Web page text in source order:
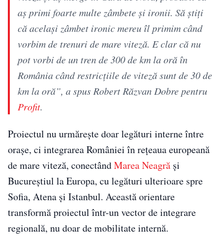
aş primi foarte multe zâmbete şi ironii. Să ştiţi
că acelaşi zâmbet ironic mereu îl primim când
vorbim de trenuri de mare viteză. E clar că nu
pot vorbi de un tren de 300 de km la oră în
România când restricţiile de viteză sunt de 30 de
km la oră”, a spus Robert Răzvan Dobre pentru
Profit.
Proiectul nu urmărește doar legături interne între
orașe, ci integrarea României în rețeaua europeană
de mare viteză, conectândMarea Neagră și
Bucureștiul la Europa, cu legături ulterioare spre
Sofia, Atena și Istanbul. Această orientare
transformă proiectul într-un vector de integrare
regională, nu doar de mobilitate internă.